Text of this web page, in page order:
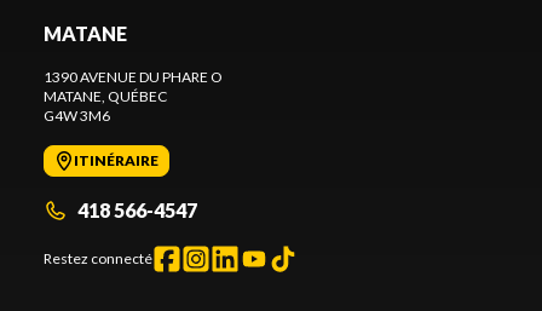
MATANE
1390 AVENUE DU PHARE O
MATANE, QUÉBEC
G4W 3M6
ITINÉRAIRE
418 566-4547
Restez connecté